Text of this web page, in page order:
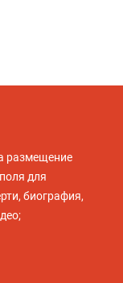
размещение
для
биография,